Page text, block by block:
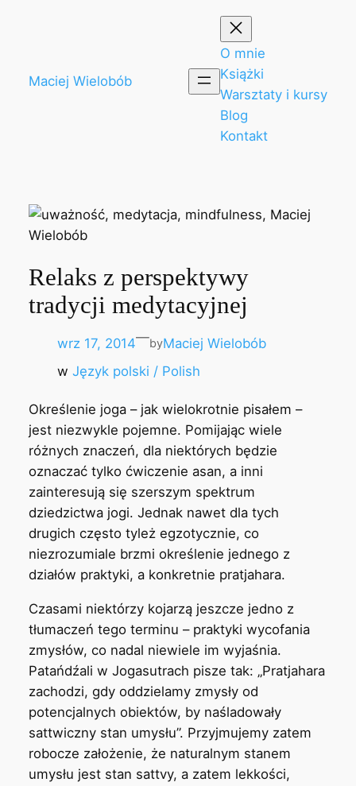
Maciej Wielobób
O mnie
Książki
Warsztaty i kursy
Blog
Kontakt
Relaks z perspektywy
tradycji medytacyjnej
wrz 17, 2014—byMaciej Wielobób
w Język polski / Polish
Określenie joga – jak wielokrotnie pisałem –
jest niezwykle pojemne. Pomijając wiele
różnych znaczeń, dla niektórych będzie
oznaczać tylko ćwiczenie asan, a inni
zainteresują się szerszym spektrum
dziedzictwa jogi. Jednak nawet dla tych
drugich często tyleż egzotycznie, co
niezrozumiale brzmi określenie jednego z
działów praktyki, a konkretnie pratjahara.
Czasami niektórzy kojarzą jeszcze jedno z
tłumaczeń tego terminu – praktyki wycofania
zmysłów, co nadal niewiele im wyjaśnia.
Patańdźali w Jogasutrach pisze tak: „Pratjahara
zachodzi, gdy oddzielamy zmysły od
potencjalnych obiektów, by naśladowały
sattwiczny stan umysłu”. Przyjmujemy zatem
robocze założenie, że naturalnym stanem
umysłu jest stan sattvy, a zatem lekkości,